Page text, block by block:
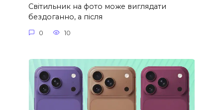
Світильник на фото може виглядати
бездоганно, а після
0 10